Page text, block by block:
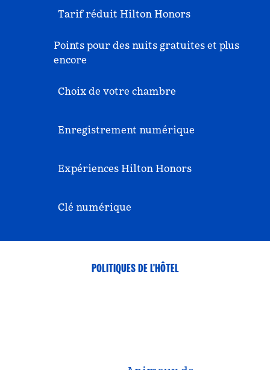
Tarif réduit Hilton Honors
Points pour des nuits gratuites et plus
encore
Choix de votre chambre
Enregistrement numérique
Expériences Hilton Honors
Clé numérique
POLITIQUES DE L'HÔTEL